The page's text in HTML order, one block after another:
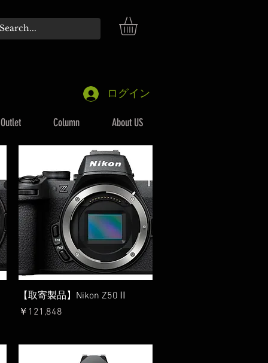
ログイン
Outlet Column About US
クイックビュー
【取寄製品】Nikon Z50Ⅱ
価格
￥121,848